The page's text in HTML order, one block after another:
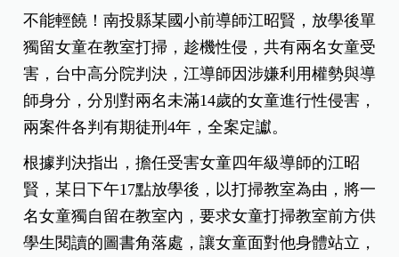
不能輕饒！南投縣某國小前導師江昭賢，放學後單
獨留女童在教室打掃，趁機性侵，共有兩名女童受
害，台中高分院判決，江導師因涉嫌利用權勢與導
師身分，分別對兩名未滿14歲的女童進行性侵害，
兩案件各判有期徒刑4年，全案定讞。
根據判決指出，擔任受害女童四年級導師的江昭
賢，某日下午17點放學後，以打掃教室為由，將一
名女童獨自留在教室內，要求女童打掃教室前方供
學生閱讀的圖書角落處，讓女童面對他身體站立，